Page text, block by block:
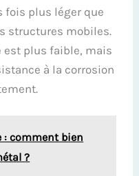
fois plus léger que
structures mobiles.
est plus faible, mais
à la corrosion
: comment bien
?